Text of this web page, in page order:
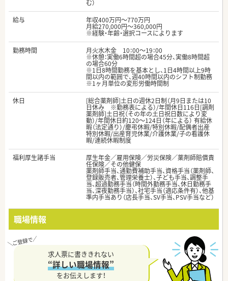
む）
給与
年収400万円～770万円
月給270,000円～360,000円
※経験・年齢・選択コースによります
勤務時間
月火水木金 10：00～19：00
※休憩：実働6時間超の場合45分、実働8時間超
の場合60分
※1日8時間勤務を基本とし、1日4時間以上9時
間以内の範囲で、週40時間以内のシフト制勤務
※1ヶ月単位の変形労働時間制
休日
[総合薬剤師]土日の週休2日制（月9日または10
日休み ※勤務表による）/年間休日116日[調剤
薬剤師]土日祝（その年の土日祝日数により変
動）/年間休日約120～124日（年による） 有給休
暇（法定通り）/慶弔休暇/特別休暇/配偶者出産
特別休暇/出産育児休業/介護休業/子の看護休
暇/連続休暇制度
福利厚生諸手当
厚生年金／雇用保険／労災保険／薬剤師賠償責
任保険／その他健保
薬剤師手当、通勤費補助手当、資格手当（薬剤師、
登録販売者、管理栄養士）、子ども手当、調整手
当、超過勤務手当（時間外勤務手当、休日勤務手
当、深夜勤務手当）、社宅手当（適応条件有）、他基
準内手当あり（店長手当、SV手当、PSV手当など）
職場情報
求人票に書ききれない
“詳しい職場情報”
をお伝えします！